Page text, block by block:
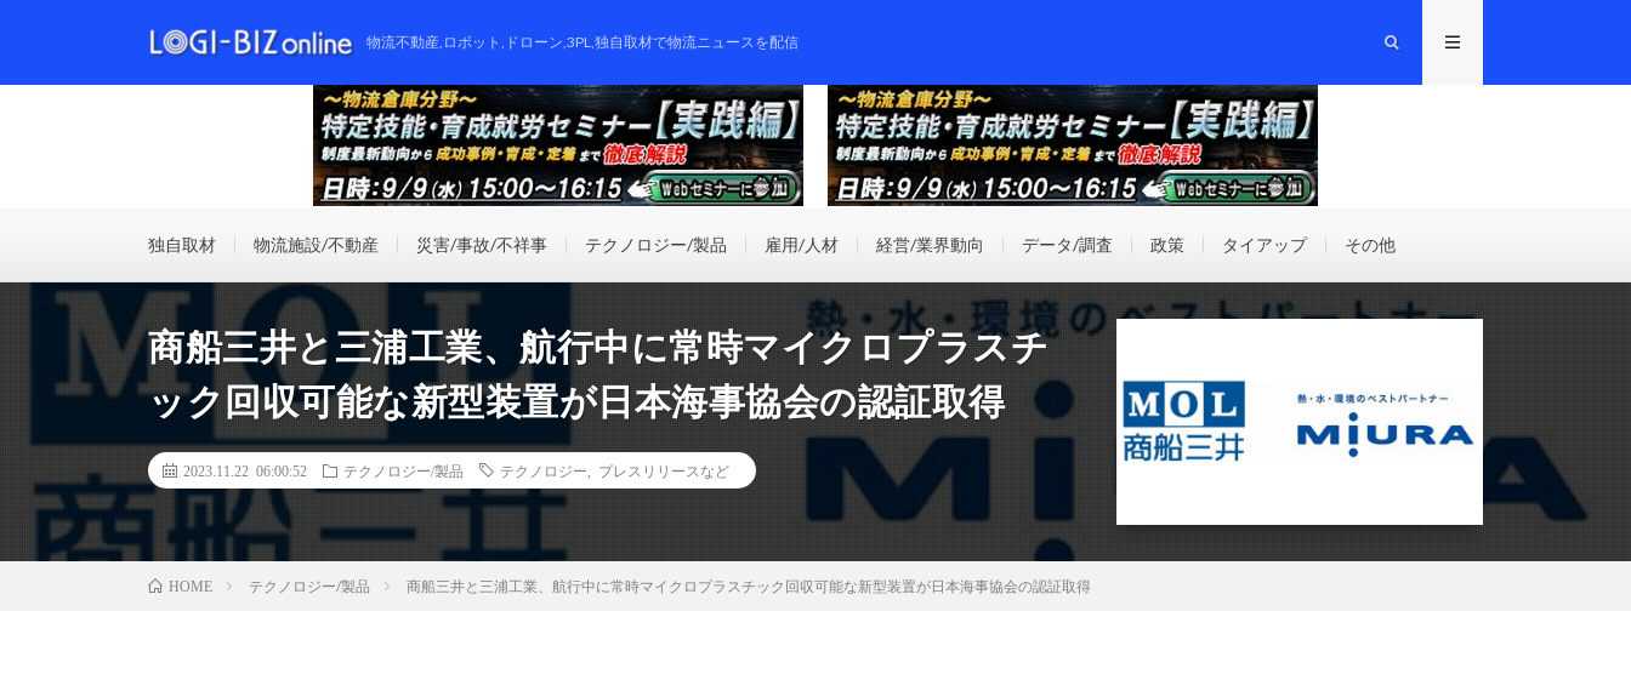
物流不動産,ロボット,ドローン,3PL,独自取材で物流ニュースを配信
独自取材 物流施設/不動産 災害/事故/不祥事 テクノロジー/製品 雇用/人材 経営/業界動向 データ/調査 政策 タイアップ その他
商船三井と三浦工業、航行中に常時マイクロプラスチ
ック回収可能な新型装置が日本海事協会の認証取得
2023.11.22 06:00:52 テクノロジー/製品 テクノロジー プレスリリースなど
HOME テクノロジー/製品 商船三井と三浦工業、航行中に常時マイクロプラスチック回収可能な新型装置が日本海事協会の認証取得